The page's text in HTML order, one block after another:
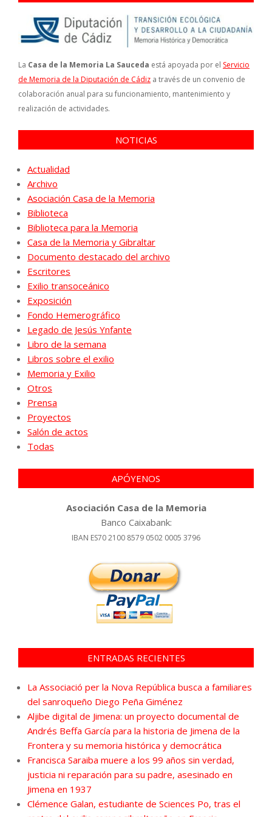
La Casa de la Memoria La Sauceda está apoyada por el Servicio
de Memoria de la Diputación de Cádiz a través de un convenio de
colaboración anual para su funcionamiento, mantenimiento y
realización de actividades.
NOTICIAS
Actualidad
Archivo
Asociación Casa de la Memoria
Biblioteca
Biblioteca para la Memoria
Casa de la Memoria y Gibraltar
Documento destacado del archivo
Escritores
Exilio transoceánico
Exposición
Fondo Hemerográfico
Legado de Jesús Ynfante
Libro de la semana
Libros sobre el exilio
Memoria y Exilio
Otros
Prensa
Proyectos
Salón de actos
Todas
APÓYENOS
Asociación Casa de la Memoria
Banco Caixabank:
IBAN ES70 2100 8579 0502 0005 3796
ENTRADAS RECIENTES
La Associació per la Nova República busca a familiares
del sanroqueño Diego Peña Giménez
Aljibe digital de Jimena: un proyecto documental de
Andrés Beffa García para la historia de Jimena de la
Frontera y su memoria histórica y democrática
Francisca Saraiba muere a los 99 años sin verdad,
justicia ni reparación para su padre, asesinado en
Jimena en 1937
Clémence Galan, estudiante de Sciences Po, tras el